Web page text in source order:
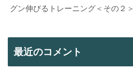
グン伸びるトレーニング＜その２＞
最近のコメント